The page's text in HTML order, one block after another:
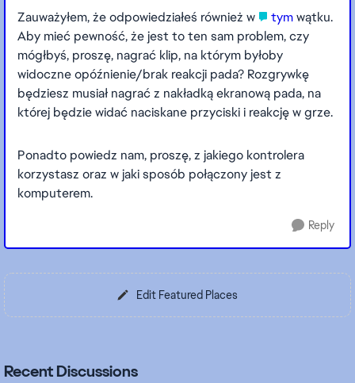
Zauważyłem, że odpowiedziałeś również w tymwątku.
Aby mieć pewność, że jest to ten sam problem, czy
mógłbyś, proszę, nagrać klip, na którym byłoby
widoczne opóźnienie/brak reakcji pada? Rozgrywkę
będziesz musiał nagrać z nakładką ekranową pada, na
której będzie widać naciskane przyciski i reakcję w grze.
Ponadto powiedz nam, proszę, z jakiego kontrolera
korzystasz oraz w jaki sposób połączony jest z
komputerem.
Reply
Edit Featured Places
Recent Discussions